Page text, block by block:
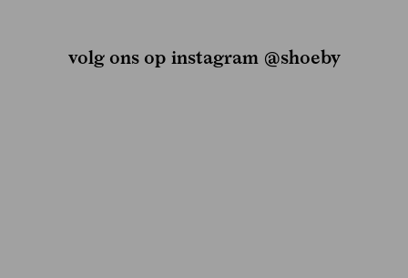
volg ons op instagram @shoeby